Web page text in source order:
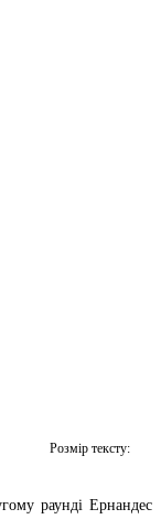
Розмір тексту:
раунді Ернандес